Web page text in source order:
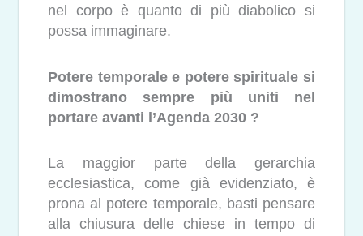
nel corpo è quanto di più diabolico si
possa immaginare.
Potere temporale e potere spirituale si
dimostrano sempre più uniti nel
portare avanti l’Agenda 2030 ?
La maggior parte della gerarchia
ecclesiastica, come già evidenziato, è
prona al potere temporale, basti pensare
alla chiusura delle chiese in tempo di